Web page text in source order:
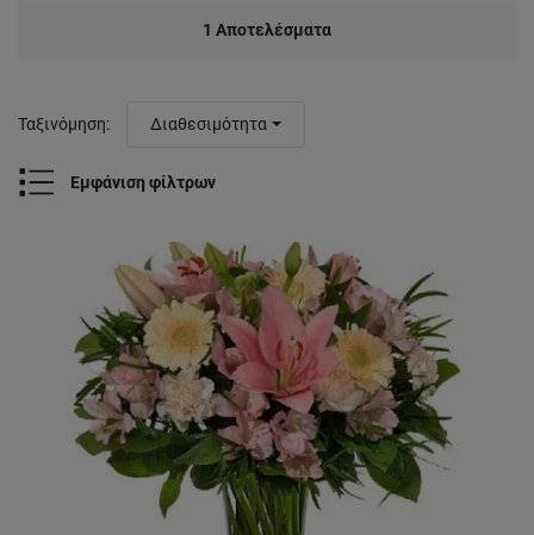
1 Αποτελέσματα
Εμφάνιση φίλτρων
Ταξινόμηση: Διαθεσιμότητα